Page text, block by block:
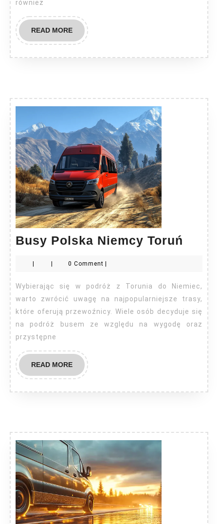
również
READ MOREREAD
MORE
Busy Polska Niemcy Toruń Busy
Toruń
| | 0 Comment |
Wybierając się w podróż z Torunia do Niemiec,
warto zwrócić uwagę na najpopularniejsze trasy,
które oferują przewoźnicy. Wiele osób decyduje się
na podróż busem ze względu na wygodę oraz
przystępne
READ MOREREAD
MORE